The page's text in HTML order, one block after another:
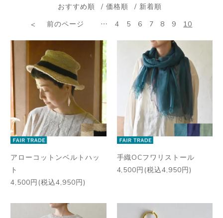
おすすめ順
価格順
新着順
前のページ
… 4 5 6 7 8 9 10
アローコットンベルトハッ
ト
4,500円(税込4,950円)
手織OCフワリストール
4,500円(税込4,950円)